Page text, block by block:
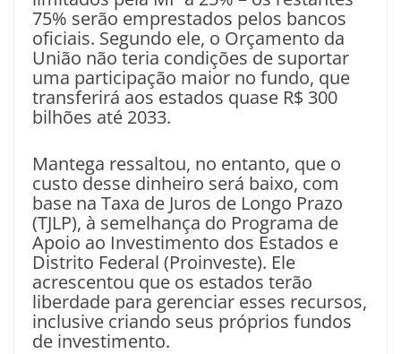
75% serão emprestados pelos bancos
oficiais. Segundo ele, o Orçamento da
União não teria condições de suportar
uma participação maior no fundo, que
transferirá aos estados quase R$ 300
bilhões até 2033.
Mantega ressaltou, no entanto, que o
custo desse dinheiro será baixo, com
base na Taxa de Juros de Longo Prazo
(TJLP), à semelhança do Programa de
Apoio ao Investimento dos Estados e
Distrito Federal (Proinveste). Ele
acrescentou que os estados terão
liberdade para gerenciar esses recursos,
inclusive criando seus próprios fundos
de investimento.